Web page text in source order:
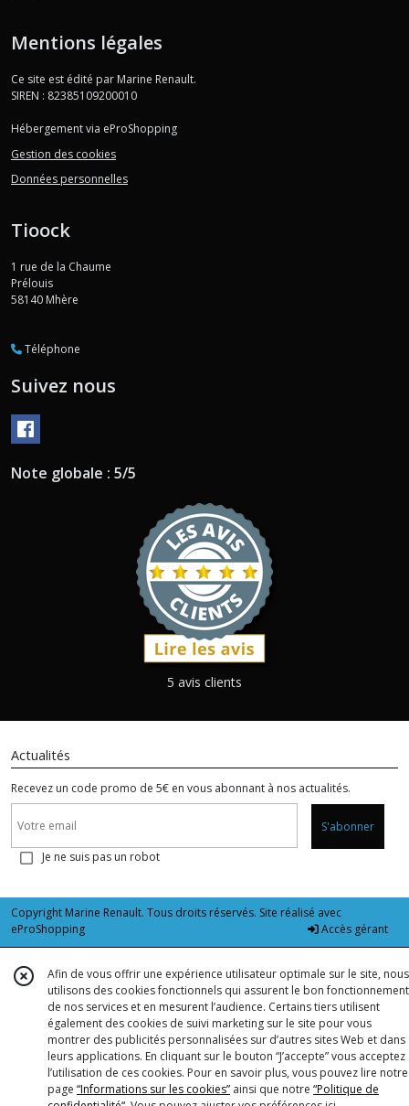
Mentions légales
Ce site est édité par Marine Renault.
SIREN : 82385109200010
Hébergement via eProShopping
Gestion des cookies
Données personnelles
Tioock
1 rue de la Chaume
Prélouis
58140 Mhère
Téléphone
Suivez nous
Note globale : 5/5
5 avis clients
Actualités
Recevez un code promo de 5€ en vous abonnant à nos actualités.
S'abonner
Je ne suis pas un robot
Copyright Marine Renault. Tous droits réservés. Site réalisé avec
eProShopping
Accès gérant
Afin de vous offrir une expérience utilisateur optimale sur le site, nous
utilisons des cookies fonctionnels qui assurent le bon fonctionnement
de nos services et en mesurent l’audience. Certains tiers utilisent
également des cookies de suivi marketing sur le site pour vous
montrer des publicités personnalisées sur d’autres sites Web et dans
leurs applications. En cliquant sur le bouton “J’accepte” vous acceptez
l’utilisation de ces cookies. Pour en savoir plus, vous pouvez lire notre
page “Informations sur les cookies” ainsi que notre “Politique de